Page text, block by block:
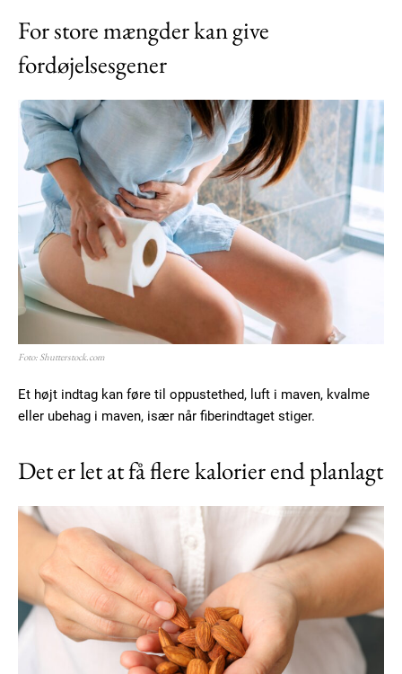
For store mængder kan give
fordøjelsesgener
Foto: Shutterstock.com
Et højt indtag kan føre til oppustethed, luft i maven, kvalme
eller ubehag i maven, især når fiberindtaget stiger.
Det er let at få flere kalorier end planlagt